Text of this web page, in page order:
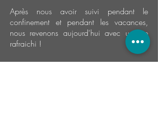
Après nous avoir suivi pendant le
confinement et pendant les vacances,
nous revenons aujourd'hui avec un site
rafraichi !
SurTatatalam, vous trouverez les actualités